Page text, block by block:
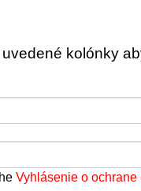
kolónky
Vyhlásenie o